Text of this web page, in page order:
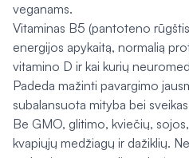
veganams.
Vitaminas B5 (pantoteno
energijos apykaitą, normalią
vitamino D ir kai kurių
Padeda mažinti pavargimo
subalansuota mityba bei
Be GMO, glitimo, kviečių,
kvapiųjų medžiagų ir dažiklių.